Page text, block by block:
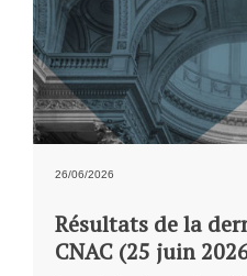
26/06/2026
Résultats de la
CNAC (25 juin